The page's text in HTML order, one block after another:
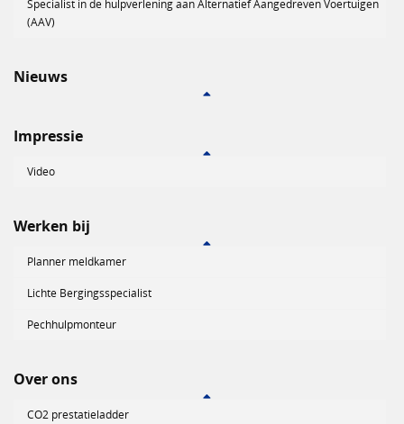
Specialist in de hulpverlening aan Alternatief Aangedreven Voertuigen
(AAV)
Nieuws
Impressie
Video
Werken bij
Planner meldkamer
Lichte Bergingsspecialist
Pechhulpmonteur
Over ons
CO2 prestatieladder